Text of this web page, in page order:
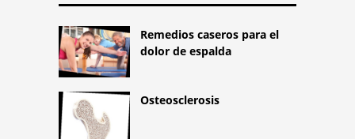
Remedios caseros para el
dolor de espalda
Osteosclerosis